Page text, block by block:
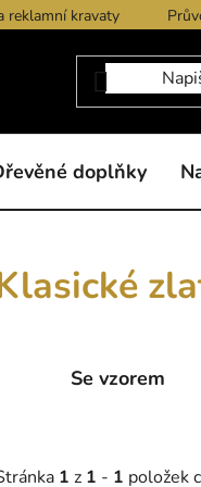
reklamní kravaty
doplňky
Se vzorem
1 z 1 - 1 položek